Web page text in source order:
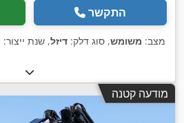
התקשר
מצב: משומש, סוג דלק: דיזל, שנת ייצור:
מודעה קטנה